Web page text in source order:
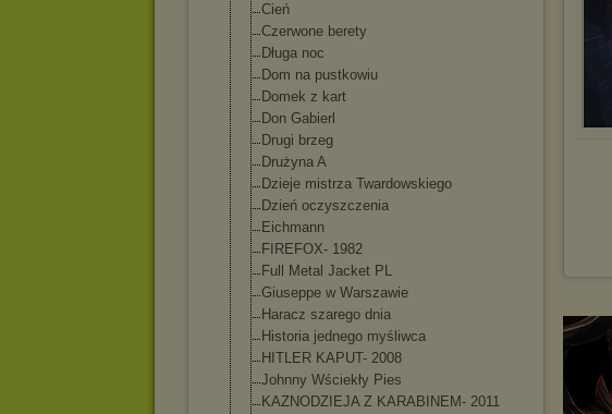
Cień
Czerwone berety
Długa noc
Dom na pustkowiu
Domek z kart
Don Gabierl
Drugi brzeg
Drużyna A
Dzieje mistrza Twardowskiego
Dzień oczyszczenia
Eichmann
FIREFOX- 1982
Full Metal Jacket PL
Giuseppe w Warszawie
Haracz szarego dnia
Historia jednego myśliwca
HITLER KAPUT- 2008
Johnny Wściekły Pies
KAZNODZIEJA Z KARABINEM- 2011